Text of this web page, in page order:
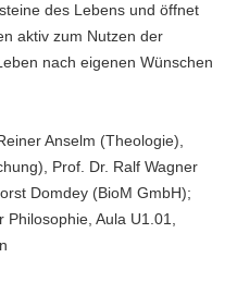
des Lebens und öffnet
aktiv zum Nutzen der
nach eigenen Wünschen
Anselm (Theologie),
Prof. Dr. Ralf Wagner
Domdey (BioM GmbH);
Philosophie, Aula U1.01,